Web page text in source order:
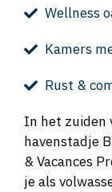
Wellness
Kamers
Rust &
In het zuiden
havenstadje
& Vacances
je als